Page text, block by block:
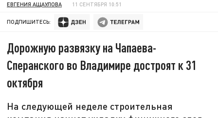
ЕВГЕНИЯ АЩАУЛОВА 11 СЕНТЯБРЯ 10:51
ПОДПИШИТЕСЬ:
Дорожную развязку на Чапаева-
Сперанского во Владимире достроят к 31
октября
На следующей неделе строительная